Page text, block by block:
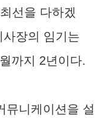
선을 다하겠
장의 임기는
까지 2년이다.
뮤니케이션을 설